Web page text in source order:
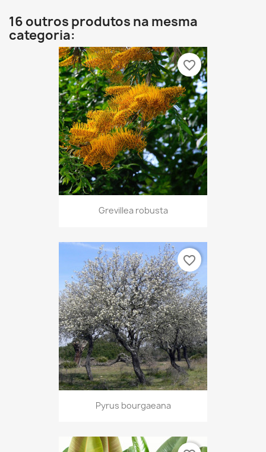
16 outros produtos na mesma
categoria:
Grevillea robusta
favorite_border
Pyrus bourgaeana
favorite_border